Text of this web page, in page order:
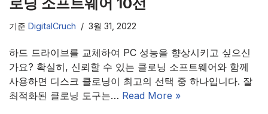
기준 DigitalCruch 3월 31, 2022
하드 드라이브를 교체하여 PC 성능을 향상시키고 싶으신
가요? 확실히, 신뢰할 수 있는 클로닝 소프트웨어와 함께
사용하면 디스크 클로닝이 최고의 선택 중 하나입니다. 잘
최적화된 클로닝 도구는… Read More »